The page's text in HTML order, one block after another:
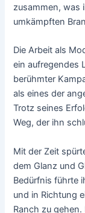
zusammen, was
umkämpften
Die Arbeit als
ein aufregendes
berühmter
als eines der
Trotz seines
Weg, der ihn
Mit der Zeit
dem Glanz und
Bedürfnis führte
und in Richtung
Ranch zu